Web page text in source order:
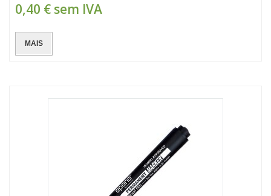
0,40 € sem IVA
MAIS